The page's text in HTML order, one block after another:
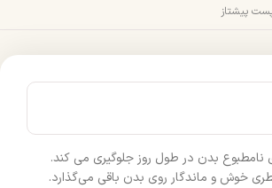
پیشتاز
نامطبوع بدن در طول روز جلوگیری می‌ کند.
خوش و ماندگار روی بدن باقی می‌گذارد.